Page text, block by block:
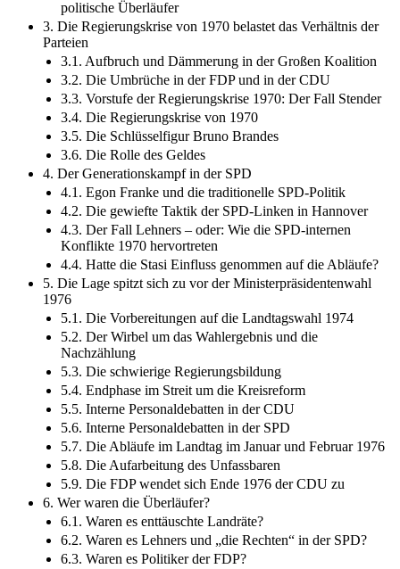
politische Überläufer
3. Die Regierungskrise von 1970 belastet das Verhältnis der
Parteien
3.1. Aufbruch und Dämmerung in der Großen Koalition
3.2. Die Umbrüche in der FDP und in der CDU
3.3. Vorstufe der Regierungskrise 1970: Der Fall Stender
3.4. Die Regierungskrise von 1970
3.5. Die Schlüsselfigur Bruno Brandes
3.6. Die Rolle des Geldes
4. Der Generationskampf in der SPD
4.1. Egon Franke und die traditionelle SPD-Politik
4.2. Die gewiefte Taktik der SPD-Linken in Hannover
4.3. Der Fall Lehners – oder: Wie die SPD-internen
Konflikte 1970 hervortreten
4.4. Hatte die Stasi Einfluss genommen auf die Abläufe?
5. Die Lage spitzt sich zu vor der Ministerpräsidentenwahl
1976
5.1. Die Vorbereitungen auf die Landtagswahl 1974
5.2. Der Wirbel um das Wahlergebnis und die
Nachzählung
5.3. Die schwierige Regierungsbildung
5.4. Endphase im Streit um die Kreisreform
5.5. Interne Personaldebatten in der CDU
5.6. Interne Personaldebatten in der SPD
5.7. Die Abläufe im Landtag im Januar und Februar 1976
5.8. Die Aufarbeitung des Unfassbaren
5.9. Die FDP wendet sich Ende 1976 der CDU zu
6. Wer waren die Überläufer?
6.1. Waren es enttäuschte Landräte?
6.2. Waren es Lehners und „die Rechten“ in der SPD?
6.3. Waren es Politiker der FDP?